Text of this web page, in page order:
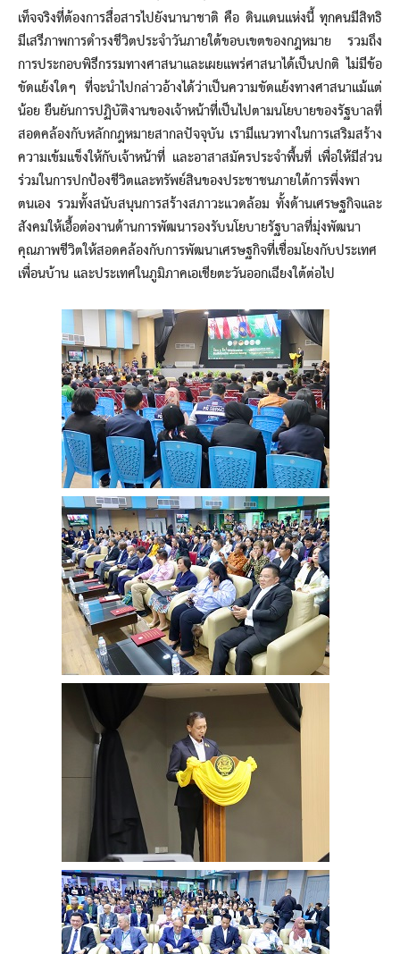
เท็จจริงที่ต้องการสื่อสารไปยังนานาชาติ คือ ดินแดนแห่งนี้ ทุกคนมีสิทธิ
มีเสรีภาพการดำรงชีวิตประจำวันภายใต้ขอบเขตของกฎหมาย รวมถึง
การประกอบพิธีกรรมทางศาสนาและเผยแพร่ศาสนาได้เป็นปกติ ไม่มีข้อ
ขัดแย้งใดๆ ที่จะนำไปกล่าวอ้างได้ว่าเป็นความขัดแย้งทางศาสนาแม้แต่
น้อย ยืนยันการปฏิบัติงานของเจ้าหน้าที่เป็นไปตามนโยบายของรัฐบาลที่
สอดคล้องกับหลักกฎหมายสากลปัจจุบัน เรามีแนวทางในการเสริมสร้าง
ความเข้มแข็งให้กับเจ้าหน้าที่ และอาสาสมัครประจำพื้นที่ เพื่อให้มีส่วน
ร่วมในการปกป้องชีวิตและทรัพย์สินของประชาชนภายใต้การพึ่งพา
ตนเอง รวมทั้งสนับสนุนการสร้างสภาวะแวดล้อม ทั้งด้านเศรษฐกิจและ
สังคมให้เอื้อต่องานด้านการพัฒนารองรับนโยบายรัฐบาลที่มุ่งพัฒนา
คุณภาพชีวิตให้สอดคล้องกับการพัฒนาเศรษฐกิจที่เชื่อมโยงกับประเทศ
เพื่อนบ้าน และประเทศในภูมิภาคเอเชียตะวันออกเฉียงใต้ต่อไป